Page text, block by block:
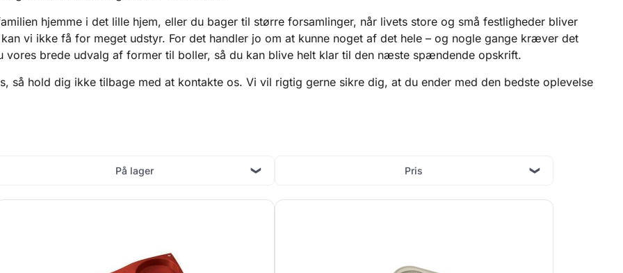
hjemme i det lille hjem, eller du bager til større forsamlinger, når livets store og små festligheder bliver
vi ikke få for meget udstyr. For det handler jo om at kunne noget af det hele – og nogle gange kræver det
vores brede udvalg af former til boller, så du kan blive helt klar til den næste spændende opskrift.
så hold dig ikke tilbage med at kontakte os. Vi vil rigtig gerne sikre dig, at du ender med den bedste oplevelse
På lager Pris